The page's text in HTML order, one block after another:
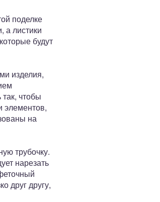
поделке
а листики
будут
изделия,
чтобы
элементов,
на
трубочку.
нарезать
друг другу,